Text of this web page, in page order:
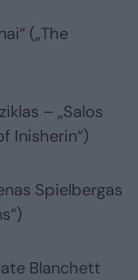
(„The
– „Salos
Inisherin“)
Spielbergas
Blanchett